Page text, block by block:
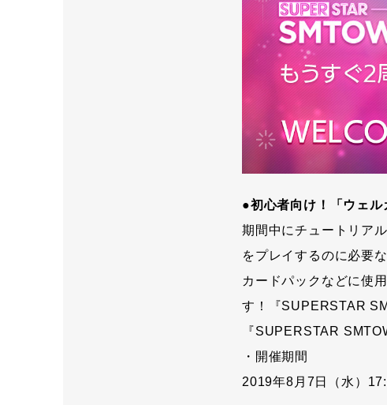
●初心者向け！「ウェル
期間中にチュートリア
をプレイするのに必要
カードパックなどに使
す！『SUPERSTAR
『SUPERSTAR
・開催期間
2019年8月7日（水）